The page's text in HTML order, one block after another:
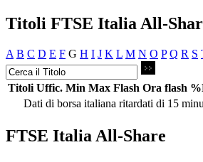
Titoli FTSE Italia All-
A B C D E F G H I J K L M N O P Q R S
Titoli Uffic. Min Max Flash Ora flash
Dati di borsa italiana ritardati di 15
FTSE Italia All-Share